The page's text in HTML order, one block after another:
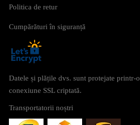
Politica de retur
Cumpărături în siguranță
Datele și plățile dvs. sunt protejate printr-o
conexiune SSL criptată.
Transportatorii noștri